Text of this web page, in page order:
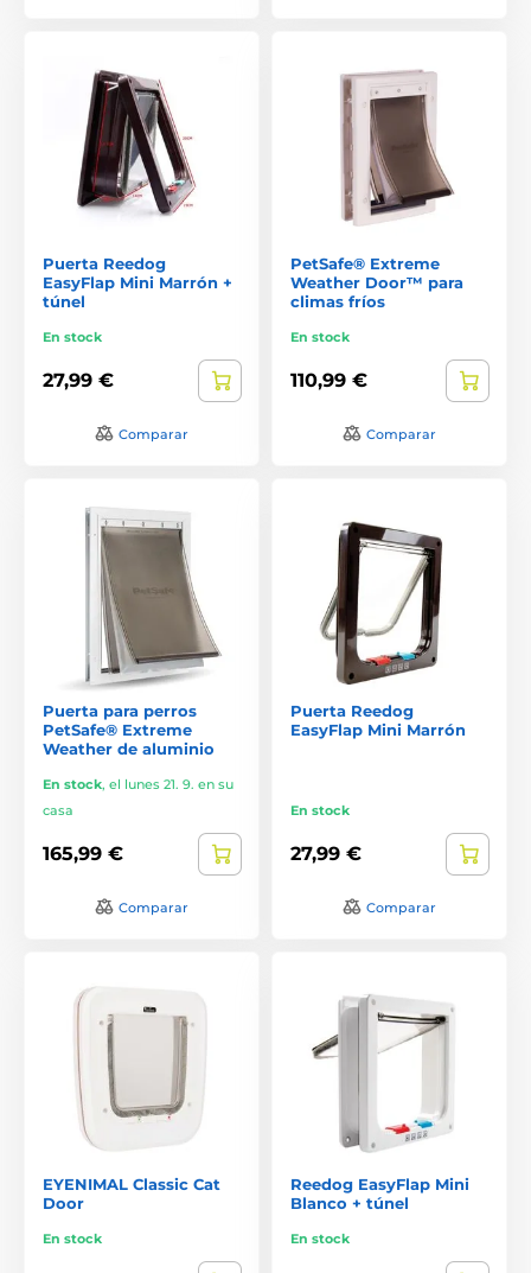
Puerta Reedog
EasyFlap Mini Marrón +
túnel
En stock
27,99 €
Comparar
PetSafe® Extreme
Weather Door™ para
climas fríos
En stock
110,99 €
Comparar
Puerta para perros
PetSafe® Extreme
Weather de aluminio
En stock, el lunes 21. 9. en su
casa
165,99 €
Comparar
Puerta Reedog
EasyFlap Mini Marrón
En stock
27,99 €
Comparar
EYENIMAL Classic Cat
Door
En stock
Reedog EasyFlap Mini
Blanco + túnel
En stock